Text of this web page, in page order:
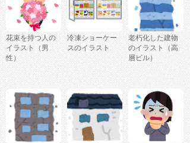
花束を持つ人の
イラスト（男
性）
冷凍ショーケー
スのイラスト
老朽化した建物
のイラスト（高
層ビル）